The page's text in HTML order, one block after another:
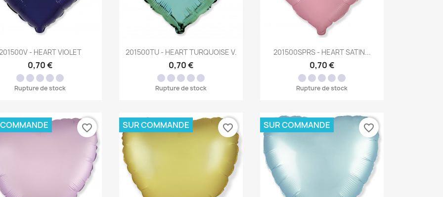
Aperçu rapide
- HEART VIOLET
0,70 €
Rupture de stock
Aperçu rapide
201500TU - HEART TURQUOISE V.
0,70 €
Rupture de stock
Aperçu rapide
201500SPRS - HEART SATIN...
0,70 €
Rupture de stock
favorite_border SUR COMMANDE favorite_border SUR COMMANDE favorite_border